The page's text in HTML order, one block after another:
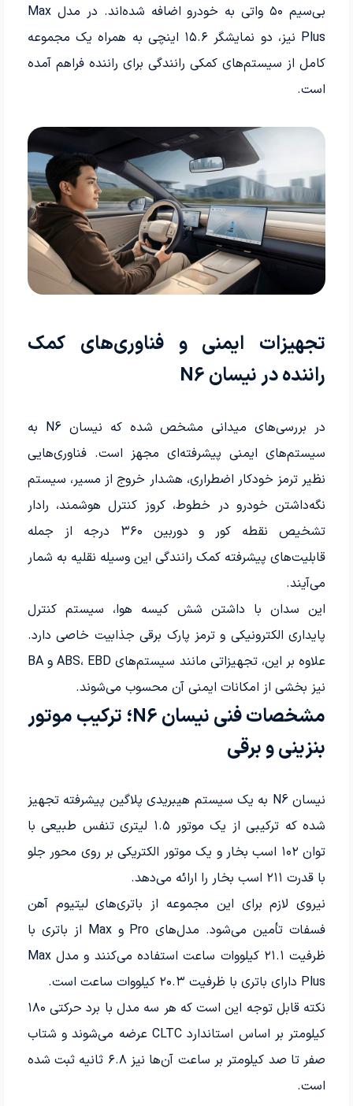
بی‌سیم ۵۰ واتی به خودرو اضافه شده‌اند. در مدل Max
Plus نیز، دو نمایشگر ۱۵.۶ اینچی به همراه یک مجموعه
کامل از سیستم‌های کمکی رانندگی برای راننده فراهم آمده
است.
تجهیزات ایمنی و فناوری‌های کمک
راننده در نیسان N6
در بررسی‌های میدانی مشخص شده که نیسان N6 به
سیستم‌های ایمنی پیشرفته‌ای مجهز است. فناوری‌هایی
نظیر ترمز خودکار اضطراری، هشدار خروج از مسیر، سیستم
نگه‌داشتن خودرو در خطوط، کروز کنترل هوشمند، رادار
تشخیص نقطه کور و دوربین ۳۶۰ درجه از جمله
قابلیت‌های پیشرفته کمک رانندگی این وسیله نقلیه به شمار
می‌آیند.
این سدان با داشتن شش کیسه هوا، سیستم کنترل
پایداری الکترونیکی و ترمز پارک برقی جذابیت خاصی دارد.
علاوه بر این، تجهیزاتی مانند سیستم‌های ABS، EBD و BA
نیز بخشی از امکانات ایمنی آن محسوب می‌شوند.
مشخصات فنی نیسان N6؛ ترکیب موتور
بنزینی و برقی
نیسان N6 به یک سیستم هیبریدی پلاگین پیشرفته تجهیز
شده که ترکیبی از یک موتور ۱.۵ لیتری تنفس طبیعی با
توان ۱۰۲ اسب بخار و یک موتور الکتریکی بر روی محور جلو
با قدرت ۲۱۱ اسب بخار را ارائه می‌دهد.
نیروی لازم برای این مجموعه از باتری‌های لیتیوم آهن
فسفات تأمین می‌شود. مدل‌های Pro و Max از باتری با
ظرفیت ۲۱.۱ کیلووات ساعت استفاده می‌کنند و مدل Max
Plus دارای باتری با ظرفیت ۲۰.۳ کیلووات ساعت است.
نکته قابل توجه این است که هر سه مدل با برد حرکتی ۱۸۰
کیلومتر بر اساس استاندارد CLTC عرضه می‌شوند و شتاب
صفر تا صد کیلومتر بر ساعت آن‌ها نیز ۶.۸ ثانیه ثبت شده
است.